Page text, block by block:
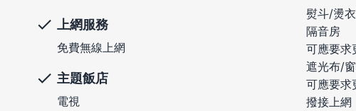
上網服務
免費無線上網
主題飯店
電視
熨斗/燙
隔音房
可應要求
遮光布/
可應要求
撥接上網